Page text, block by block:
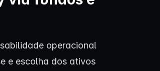
operacional
e escolha dos ativos